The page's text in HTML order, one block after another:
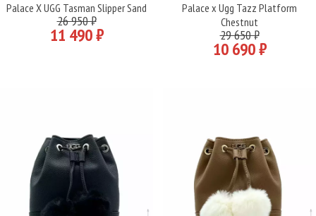
Palace X UGG Tasman Slipper Sand
26 950 ₽
11 490 ₽
Palace x Ugg Tazz Platform
Chestnut
29 650 ₽
10 690 ₽